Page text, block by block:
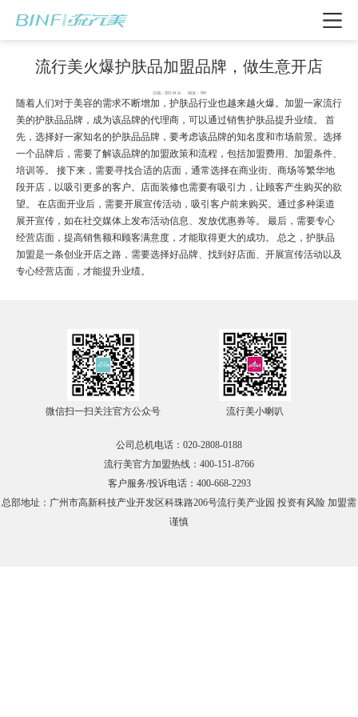
流行美火爆护肤品加盟品牌，做生意开店
日期：2023-04-26 阅读：7499
随着人们对于美容的需求不断增加，护肤品行业也越来越火爆。加盟一家流行
美的护肤品品牌，成为该品牌的代理商，可以通过销售护肤品提升业绩。 首
先，选择好一家知名的护肤品品牌，要考虑该品牌的知名度和市场前景。选择
一个品牌后，需要了解该品牌的加盟政策和流程，包括加盟费用、加盟条件、
培训等。 接下来，需要寻找合适的店面，通常选择在商业街、商场等繁华地
段开店，以吸引更多的客户。店面装修也需要有吸引力，让顾客产生购买的欲
望。 在店面开业后，需要开展宣传活动，吸引客户前来购买。通过多种渠道
展开宣传，如在社交媒体上发布活动信息、发放优惠券等。 最后，需要专心
经营店面，提高销售额和顾客满意度，才能取得更大的成功。 总之，护肤品
加盟是一条创业开店之路，需要选择好品牌、找到好店面、开展宣传活动以及
专心经营店面，才能提升业绩。
微信扫一扫关注官方公众号 流行美小喇叭
公司总机电话：020-2808-0188
流行美官方加盟热线：400-151-8766
客户服务/投诉电话：400-668-2293
总部地址：广州市高新科技产业开发区科珠路206号流行美产业园 投资有风险 加盟需
谨慎
我要加盟